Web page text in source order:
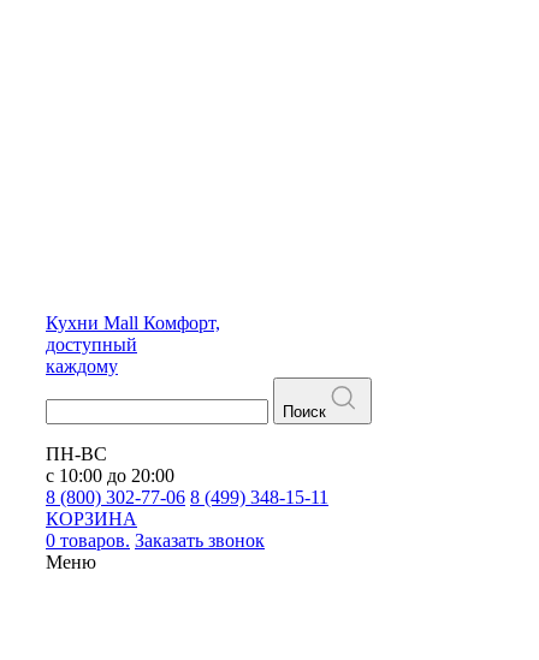
Кухни Mall Комфорт,
доступный
каждому
Поиск
ПН-ВС
с 10:00 до 20:00
8 (800) 302-77-06 8 (499) 348-15-11
КОРЗИНА
0 товаров. Заказать звонок
Меню